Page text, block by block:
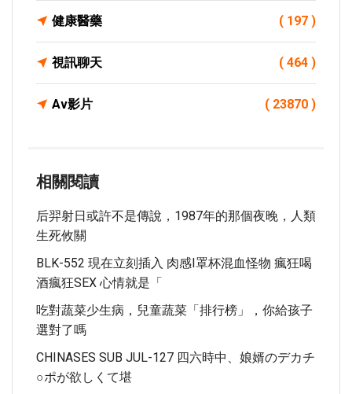
健康醫藥 ( 197 )
視訊聊天 ( 464 )
Av影片 ( 23870 )
相關閱讀
后羿射日或許不是傳說，1987年的那個夜晚，人類
生死攸關
BLK-552 現在立刻插入 肉感I罩杯混血怪物 瘋狂喝
酒瘋狂SEX 心情就是「
吃對蔬菜少生病，兒童蔬菜「排行榜」，你給孩子
選對了嗎
CHINASES SUB JUL-127 四六時中、娘婿のデカチ
○ポが欲しくて堪